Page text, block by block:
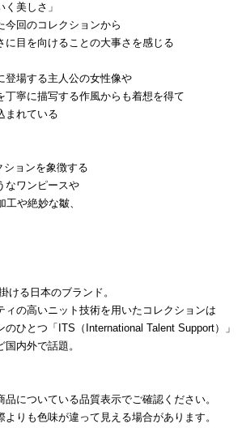
く美しさ」
今回のコレクションから
に目を向けることの大事さを感じる
登場する主人公の女性像や
丁寧に描写する作風からも着想を得て
まれている
ションを象徴する
なワンピースや
や絶妙な皺、
ける日本のブランド。
ィの高いニット技術を用いたコレクションは
ひとつ「ITS（International Talent Support）」
内外で話題。
についている品質表示でご確認ください。
りも色味が違って見える場合があります。